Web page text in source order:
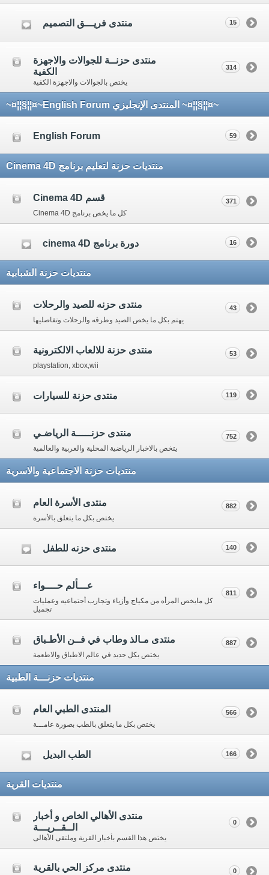
منتدى فريـــق التصميم 15
منتدى حزنــة للجوالات والاجهزة
الكفية
يختص بالجوالات والاجهزة الكفية
314
~¤¦¦§¦¦¤~ المنتدى الإنجليزي English Forum~¤¦¦§¦¦¤~
English Forum 59
منتديات حزنة لتعليم برنامج Cinema 4D
قسم Cinema 4D
كل ما يخص برنامج Cinema 4D
371
دورة برنامج cinema 4D 16
منتديات حزنة الشبابية
منتدى حزنه للصيد والرحلات
يهتم بكل ما يخص الصيد وطرقه والرحلات وتفاصليها
43
منتدى حزنة للالعاب الالكترونية
playstation, xbox,wii
53
منتدى حزنة للسيارات 119
منتدى حزنـــــة الرياضـي
يتخص بالاخبار الرياضية المحلية والعربية والعالمية
752
منتديات حزنة الاجتماعية والاسرية
منتدى الأسرة العام
يختص بكل ما يتعلق بالأسرة
882
منتدى حزنه للطفل 140
عـــألم حــــواء
كل مايخص المرأه من مكياج وأزياء وتجارب أجتماعيه وعمليات
تجميل
811
منتدى مـالذ وطاب في فــن الأطـباق
يختص بكل جديد في عالم الاطباق والاطعمة
887
منتديات حزنـــة الطبية
المنتدى الطبي العام
يختص بكل ما يتعلق بالطب بصورة عامـــة
566
الطب البديل 166
منتديات القرية
منتدى الأهالي الخاص و أخبار
الــقــريـــة
يختص هذا القسم بأخبار القرية وملتقى الأهالى
0
منتدى مركز الحي بالقرية 0